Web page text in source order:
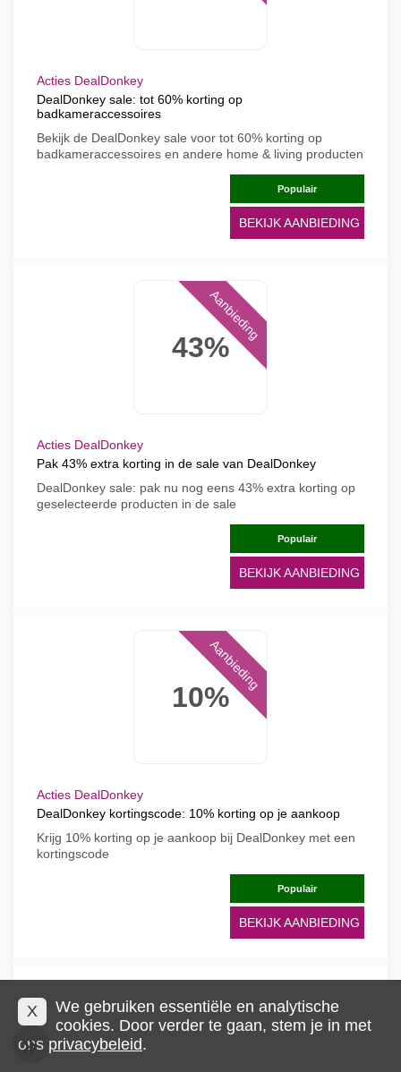
Acties DealDonkey
DealDonkey sale: tot 60% korting op
badkameraccessoires
Bekijk de DealDonkey sale voor tot 60% korting op
badkameraccessoires en andere home & living producten
Populair
BEKIJK AANBIEDING
43%
Aanbieding
Acties DealDonkey
Pak 43% extra korting in de sale van DealDonkey
DealDonkey sale: pak nu nog eens 43% extra korting op
geselecteerde producten in de sale
Populair
BEKIJK AANBIEDING
10%
Aanbieding
Acties DealDonkey
DealDonkey kortingscode: 10% korting op je aankoop
Krijg 10% korting op je aankoop bij DealDonkey met een
kortingscode
Populair
BEKIJK AANBIEDING
Aanbieding
X
We gebruiken essentiële en analytische
cookies. Door verder te gaan, stem je in met
ons privacybeleid.